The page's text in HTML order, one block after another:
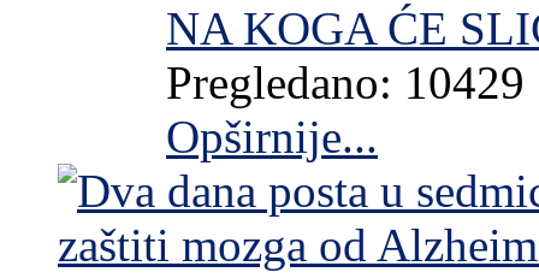
NA KOGA ĆE
Pregledano: 10429
Opširnije...